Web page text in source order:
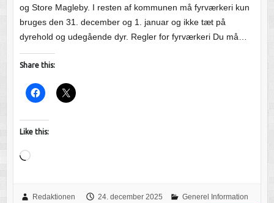
og Store Magleby. I resten af kommunen må fyrværkeri kun
bruges den 31. december og 1. januar og ikke tæt på
dyrehold og udegående dyr. Regler for fyrværkeri Du må…
Share this:
Like this:
Loading…
Redaktionen 24. december 2025 Generel Information